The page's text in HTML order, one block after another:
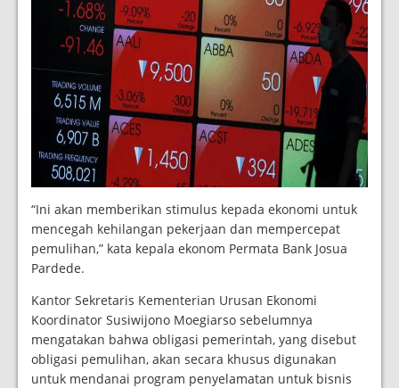
“Ini akan memberikan stimulus kepada ekonomi untuk
mencegah kehilangan pekerjaan dan mempercepat
pemulihan,” kata kepala ekonom Permata Bank Josua
Pardede.
Kantor Sekretaris Kementerian Urusan Ekonomi
Koordinator Susiwijono Moegiarso sebelumnya
mengatakan bahwa obligasi pemerintah, yang disebut
obligasi pemulihan, akan secara khusus digunakan
untuk mendanai program penyelamatan untuk bisnis